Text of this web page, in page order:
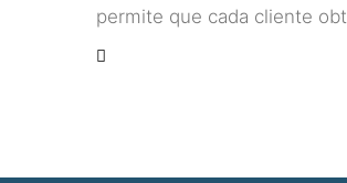
permite que cada cliente